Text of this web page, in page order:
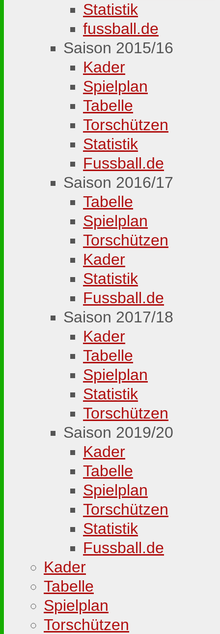
Statistik
fussball.de
Saison 2015/16
Kader
Spielplan
Tabelle
Torschützen
Statistik
Fussball.de
Saison 2016/17
Tabelle
Spielplan
Torschützen
Kader
Statistik
Fussball.de
Saison 2017/18
Kader
Tabelle
Spielplan
Statistik
Torschützen
Saison 2019/20
Kader
Tabelle
Spielplan
Torschützen
Statistik
Fussball.de
Kader
Tabelle
Spielplan
Torschützen